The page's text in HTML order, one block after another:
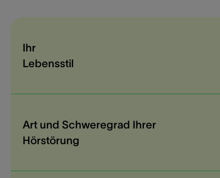
Ihr
Lebensstil
Art und Schweregrad Ihrer
Hörstörung